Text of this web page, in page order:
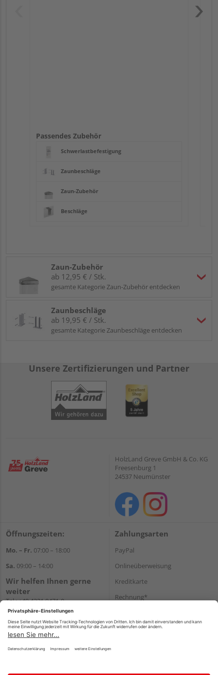
Passendes Zubehör
Schwerlastbefestigung
Zaunbeschläge
Zaun-Zubehör
Beschläge
Zaun-Zubehör
ab 12,95 € / Stk.
gesamte Kategorie Zaun-Zubehör entdecken
Zaunbeschläge
ab 19,95 € / Stk.
gesamte Kategorie Zaunbeschläge entdecken
Unsere Zertifizierungen und Partner
HolzLand Greve GmbH & Co. KG
Freesenburg 1
24537 Neumünster
Öffnungszeiten:
Mo. – Fr. 07:00 – 18:00
Sa. 09:00 – 14:00
Wir helfen Ihnen gerne
weiter
Tel.:+49 4321 9471-0
E-Mail:shop@holzland-greve.de
Zahlungsarten
PayPal
Onlineüberweisung
Kreditkarte
Rechnung*
Versand
Impressum AGB Widerruf Datenschutz